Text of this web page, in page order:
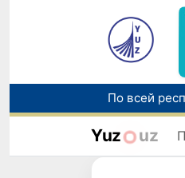
Yuz uz